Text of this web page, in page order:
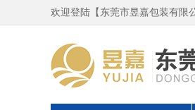
欢迎登陆【东莞市昱嘉包装有限